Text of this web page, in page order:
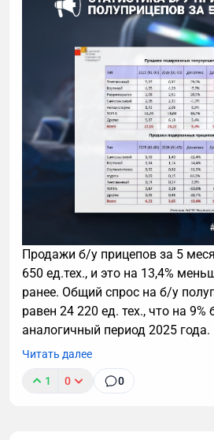
Продажи б/у прицепов за 5
650 ед.тех., и это на 13,4%
ранее. Общий спрос на б/у
равен 24 220 ед. тех., что на
аналогичный период 2025 года.
Читать далее
1 0 0